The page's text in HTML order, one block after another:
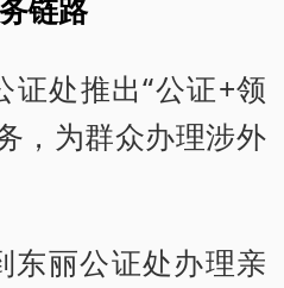
链路
证处推出“公证+领
，为群众办理涉外
东丽公证处办理亲